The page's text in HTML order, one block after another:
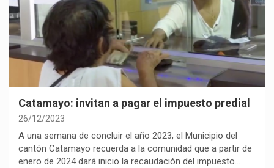
Catamayo: invitan a pagar el impuesto predial
26/12/2023
A una semana de concluir el año 2023, el Municipio del
cantón Catamayo recuerda a la comunidad que a partir de
enero de 2024 dará inicio la recaudación del impuesto…